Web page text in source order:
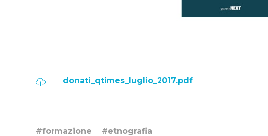
donati_qtimes_luglio_2017.pdf
#formazione #etnografia